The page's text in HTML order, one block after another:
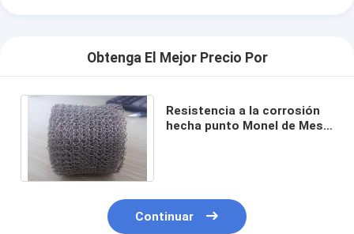
Obtenga El Mejor Precio Por
Resistencia a la corrosión
hecha punto Monel de Mesh
Continuar